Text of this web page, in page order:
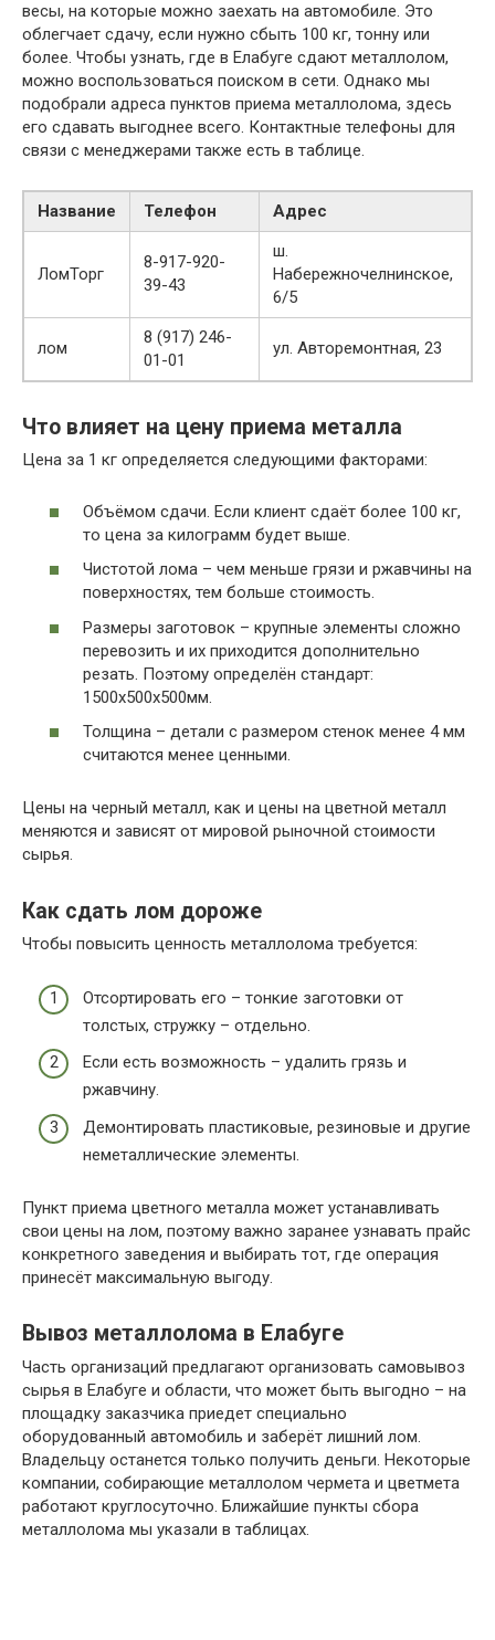
весы, на которые можно заехать на автомобиле. Это
облегчает сдачу, если нужно сбыть 100 кг, тонну или
более. Чтобы узнать, где в Елабуге сдают металлолом,
можно воспользоваться поиском в сети. Однако мы
подобрали адреса пунктов приема металлолома, здесь
его сдавать выгоднее всего. Контактные телефоны для
связи с менеджерами также есть в таблице.
Название Телефон Адрес
ЛомТорг
8-917-920-
39-43
ш.
Набережночелнинское,
6/5
лом
8 (917) 246-
01-01
ул. Авторемонтная, 23
Что влияет на цену приема металла
Цена за 1 кг определяется следующими факторами:
Объёмом сдачи. Если клиент сдаёт более 100 кг,
то цена за килограмм будет выше.
Чистотой лома – чем меньше грязи и ржавчины на
поверхностях, тем больше стоимость.
Размеры заготовок – крупные элементы сложно
перевозить и их приходится дополнительно
резать. Поэтому определён стандарт:
1500х500х500мм.
Толщина – детали с размером стенок менее 4 мм
считаются менее ценными.
Цены на черный металл, как и цены на цветной металл
меняются и зависят от мировой рыночной стоимости
сырья.
Как сдать лом дороже
Чтобы повысить ценность металлолома требуется:
Отсортировать его – тонкие заготовки от
толстых, стружку – отдельно.
Если есть возможность – удалить грязь и
ржавчину.
Демонтировать пластиковые, резиновые и другие
неметаллические элементы.
Пункт приема цветного металла может устанавливать
свои цены на лом, поэтому важно заранее узнавать прайс
конкретного заведения и выбирать тот, где операция
принесёт максимальную выгоду.
Вывоз металлолома в Елабуге
Часть организаций предлагают организовать самовывоз
сырья в Елабуге и области, что может быть выгодно – на
площадку заказчика приедет специально
оборудованный автомобиль и заберёт лишний лом.
Владельцу останется только получить деньги. Некоторые
компании, собирающие металлолом чермета и цветмета
работают круглосуточно. Ближайшие пункты сбора
металлолома мы указали в таблицах.